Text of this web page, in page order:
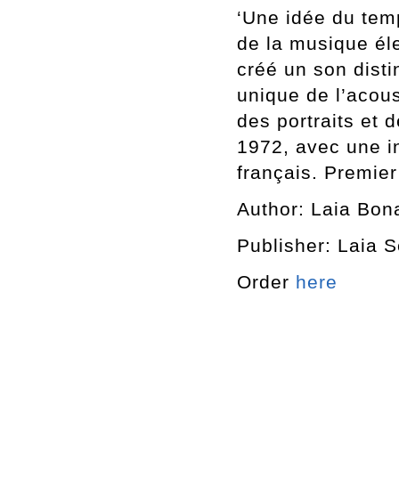
‘Une idée du
de la musique
créé un son
unique de
des portraits et
1972, avec une
français.
Author: Laia
Publisher: Laia
Order here